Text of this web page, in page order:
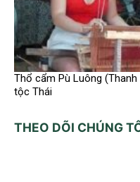
Thổ cẩm Pù Luông
tộc Thái
THEO DÕI CHÚNG